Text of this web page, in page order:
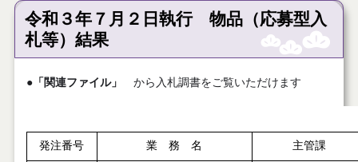
令和３年７月２日執行 物品（応募型入
札等）結果
●「関連ファイル」 から入札調書をご覧いただけます
発注番号 業 務 名 主管課